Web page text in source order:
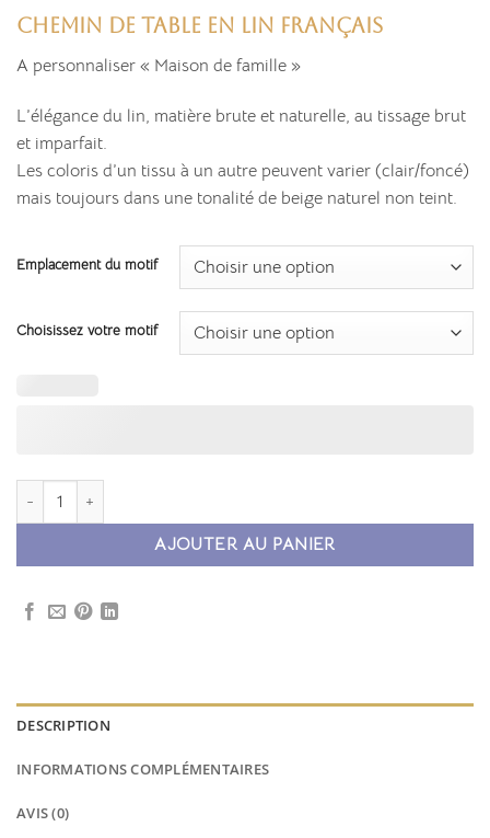
Chemin de table en lin français
A personnaliser « Maison de famille »
L’élégance du lin, matière brute et naturelle, au tissage brut
et imparfait.
Les coloris d’un tissu à un autre peuvent varier (clair/foncé)
mais toujours dans une tonalité de beige naturel non teint.
Emplacement du motif
Choisissez votre motif
quantité de Chemin de table Lin personnalisable
AJOUTER AU PANIER
DESCRIPTION
INFORMATIONS COMPLÉMENTAIRES
AVIS (0)